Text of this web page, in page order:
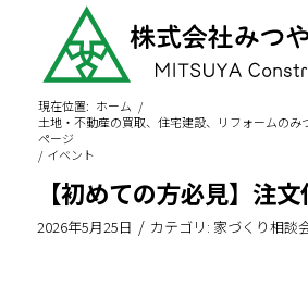
現在位置: ホーム /
土地・不動産の買取、住宅建設、リフォームのみ
ページ
/ イベント
【初めての方必見】注
2026年5月25日 / カテゴリ: 家づくり相談